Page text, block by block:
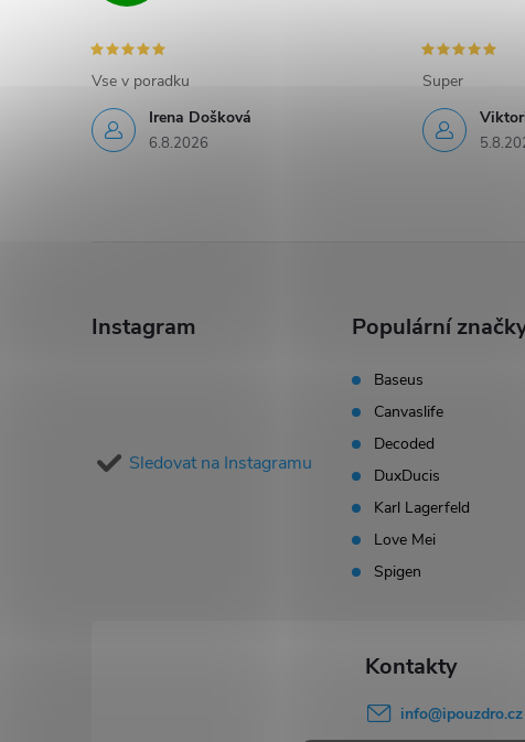
Irena Došková
6.8.2026
Vse v poradku
Super
Instagram
Sledovat na Instagramu
Populární
Baseus
Canvaslife
Decoded
DuxDucis
Karl Lagerfeld
Love Mei
Spigen
info@ipouzdro.cz